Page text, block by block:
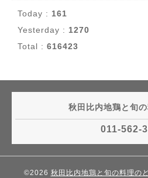
Today : 161
Yesterday : 1270
Total : 616423
秋田比内地鶏と旬
011-562-
©2026 秋田比内地鶏と旬の料理の